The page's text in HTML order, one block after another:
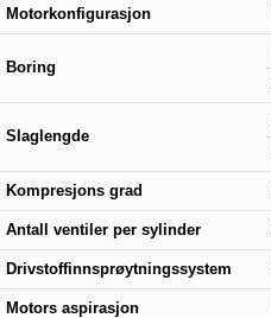
Motorkonfigurasjon
Boring
Slaglengde
Kompresjons grad
Antall ventiler per sylinder
Drivstoffinnsprøytningssystem
Motors aspirasjon